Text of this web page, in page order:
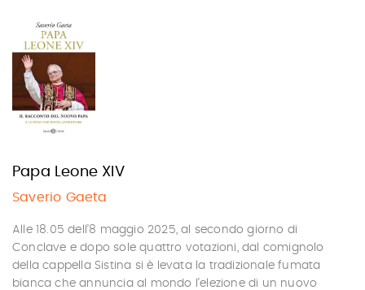
Papa Leone XIV
Saverio Gaeta
Alle 18.05 dell’8 maggio 2025, al secondo giorno di
Conclave e dopo sole quattro votazioni, dal comignolo
della cappella Sistina si è levata la tradizionale fumata
bianca che annuncia al mondo l’elezione di un nuovo